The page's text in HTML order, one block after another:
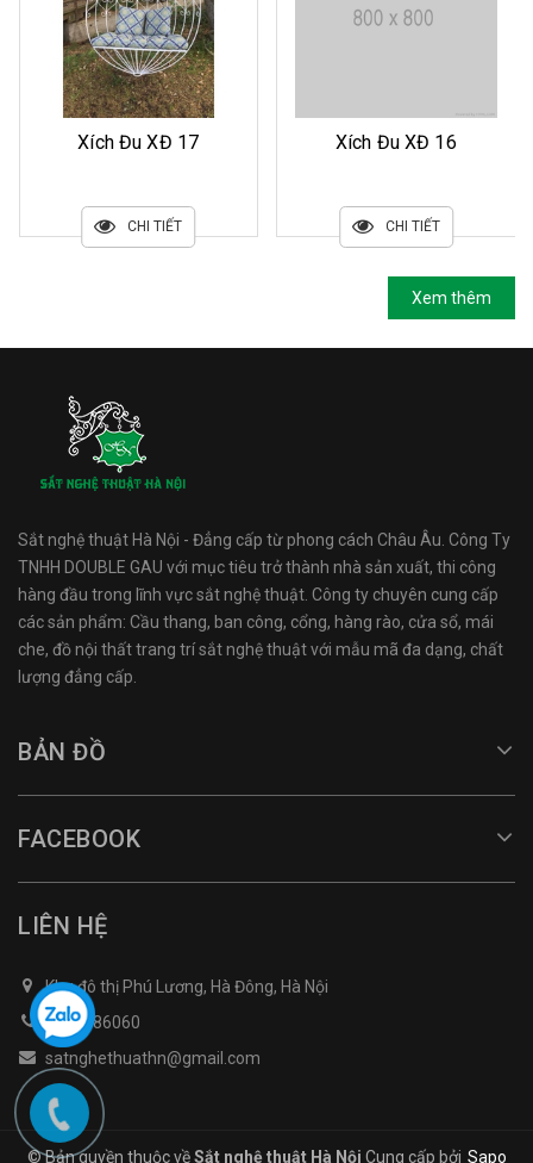
Xích Đu XĐ 17
CHI TIẾT
Xích Đu XĐ 16
CHI TIẾT
Xem thêm
Sắt nghệ thuật Hà Nội - Đẳng cấp từ phong cách Châu Âu. Công Ty
TNHH DOUBLE GAU với mục tiêu trở thành nhà sản xuất, thi công
hàng đầu trong lĩnh vực sắt nghệ thuật. Công ty chuyên cung cấp
các sản phẩm: Cầu thang, ban công, cổng, hàng rào, cửa sổ, mái
che, đồ nội thất trang trí sắt nghệ thuật với mẫu mã đa dạng, chất
lượng đẳng cấp.
BẢN ĐỒ
FACEBOOK
LIÊN HỆ
Khu đô thị Phú Lương, Hà Đông, Hà Nội
0968486060
satnghethuathn@gmail.com
© Bản quyền thuộc vềSắt nghệ thuật Hà Nội Cung cấp bởi Sapo